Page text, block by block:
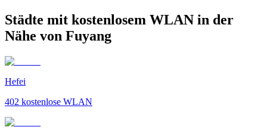
Städte mit kostenlosem WLAN in der
Nähe von Fuyang
Hefei
402 kostenlose WLAN